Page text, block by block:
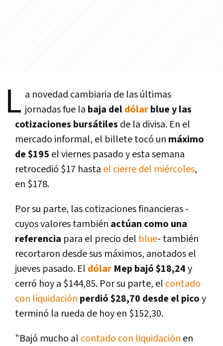
L a novedad cambiaria de las últimas
jornadas fue la baja deldólarblue y las
cotizaciones bursátiles de la divisa. En el
mercado informal, el billete tocó un máximo
de $195 el viernes pasado y esta semana
retrocedió $17 hasta el cierre del miércoles,
en $178.
Por su parte, las cotizaciones financieras -
cuyos valores también actúan como una
referencia para el precio del blue- también
recortaron desde sus máximos, anotados el
jueves pasado. El dólar Mep bajó $18,24y
cerró hoy a $144,85. Por su parte, el contado
con liquidación perdió $28,70 desde el picoy
terminó la rueda de hoy en $152,30.
"Bajó mucho al contado con liquidación en